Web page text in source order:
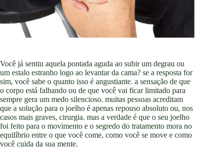
Você já sentiu aquela pontada aguda ao subir um degrau ou
um estalo estranho logo ao levantar da cama? se a resposta for
sim, você sabe o quanto isso é angustiante. a sensação de que
o corpo está falhando ou de que você vai ficar limitado para
sempre gera um medo silencioso. muitas pessoas acreditam
que a solução para o joelho é apenas repouso absoluto ou, nos
casos mais graves, cirurgia. mas a verdade é que o seu joelho
foi feito para o movimento e o segredo do tratamento mora no
equilíbrio entre o que você come, como você se move e como
você cuida da sua mente.